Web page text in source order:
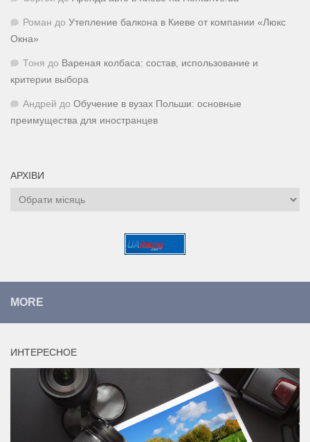
Роман до Утепление балкона в Киеве от компании «Люкс
Окна»
Тоня до Вареная колбаса: состав, использование и
критерии выбора
Андрей до Обучение в вузах Польши: основные
преимущества для иностранцев
АРХІВИ
Архіви
MORE
ИНТЕРЕСНОЕ